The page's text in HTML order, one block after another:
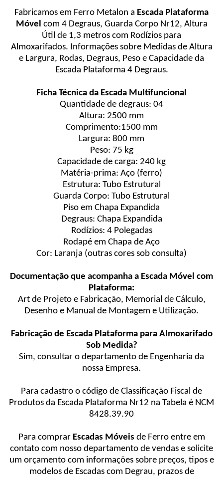
Fabricamos em Ferro Metalon a Escada Plataforma
Móvel com 4 Degraus, Guarda Corpo Nr12, Altura
Útil de 1,3 metros com Rodízios para
Almoxarifados. Informações sobre Medidas de Altura
e Largura, Rodas, Degraus, Peso e Capacidade da
Escada Plataforma 4 Degraus.
Ficha Técnica da Escada Multifuncional
Quantidade de degraus: 04
Altura: 2500 mm
Comprimento:1500 mm
Largura: 800 mm
Peso: 75 kg
Capacidade de carga: 240 kg
Matéria-prima: Aço (ferro)
Estrutura: Tubo Estrutural
Guarda Corpo: Tubo Estrutural
Piso em Chapa Expandida
Degraus: Chapa Expandida
Rodízios: 4 Polegadas
Rodapé em Chapa de Aço
Cor: Laranja (outras cores sob consulta)
Documentação que acompanha a Escada Móvel com
Plataforma:
Art de Projeto e Fabricação, Memorial de Cálculo,
Desenho e Manual de Montagem e Utilização.
Fabricação de Escada Plataforma para Almoxarifado
Sob Medida?
Sim, consultar o departamento de Engenharia da
nossa Empresa.
Para cadastro o código de Classificação Fiscal de
Produtos da Escada Plataforma Nr12 na Tabela é NCM
8428.39.90
Para comprar Escadas Móveis de Ferro entre em
contato com nosso departamento de vendas e solicite
um orçamento com informações sobre preços, tipos e
modelos de Escadas com Degrau, prazos de